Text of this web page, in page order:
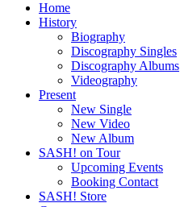
Home
History
Biography
Discography Singles
Discography Albums
Videography
Present
New Single
New Video
New Album
SASH! on Tour
Upcoming Events
Booking Contact
SASH! Store